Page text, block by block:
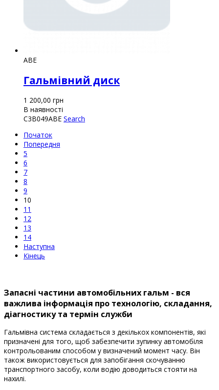
ABE
Гальмівний диск
1 200,00 грн
В наявності
C3B049ABE Search
Початок
Попередня
5
6
7
8
9
10
11
12
13
14
Наступна
Кінець
Запасні частини автомобільних гальм - вся
важлива інформація про технологію, складання,
діагностику та термін служби
Гальмівна система складається з декількох компонентів, які
призначені для того, щоб забезпечити зупинку автомобіля
контрольованим способом у визначений момент часу. Він
також використовується для запобігання скочуванню
транспортного засобу, коли водію доводиться стояти на
нахилі.